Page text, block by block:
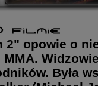
2" opowie o
Była